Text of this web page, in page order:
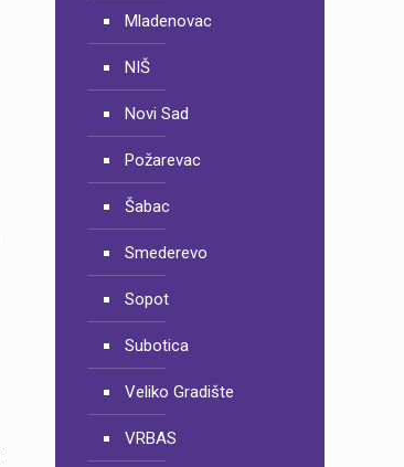
Mladenovac
NIŠ
Novi Sad
Požarevac
Šabac
Smederevo
Sopot
Subotica
Veliko Gradište
VRBAS